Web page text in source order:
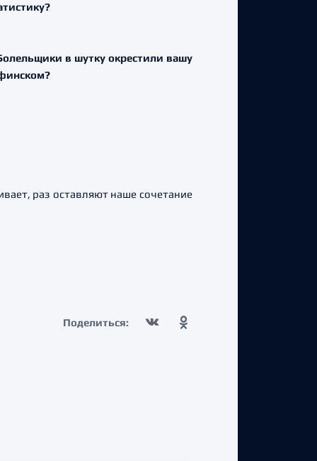
в шутку окрестили вашу
раз оставляют наше сочетание
Поделиться: